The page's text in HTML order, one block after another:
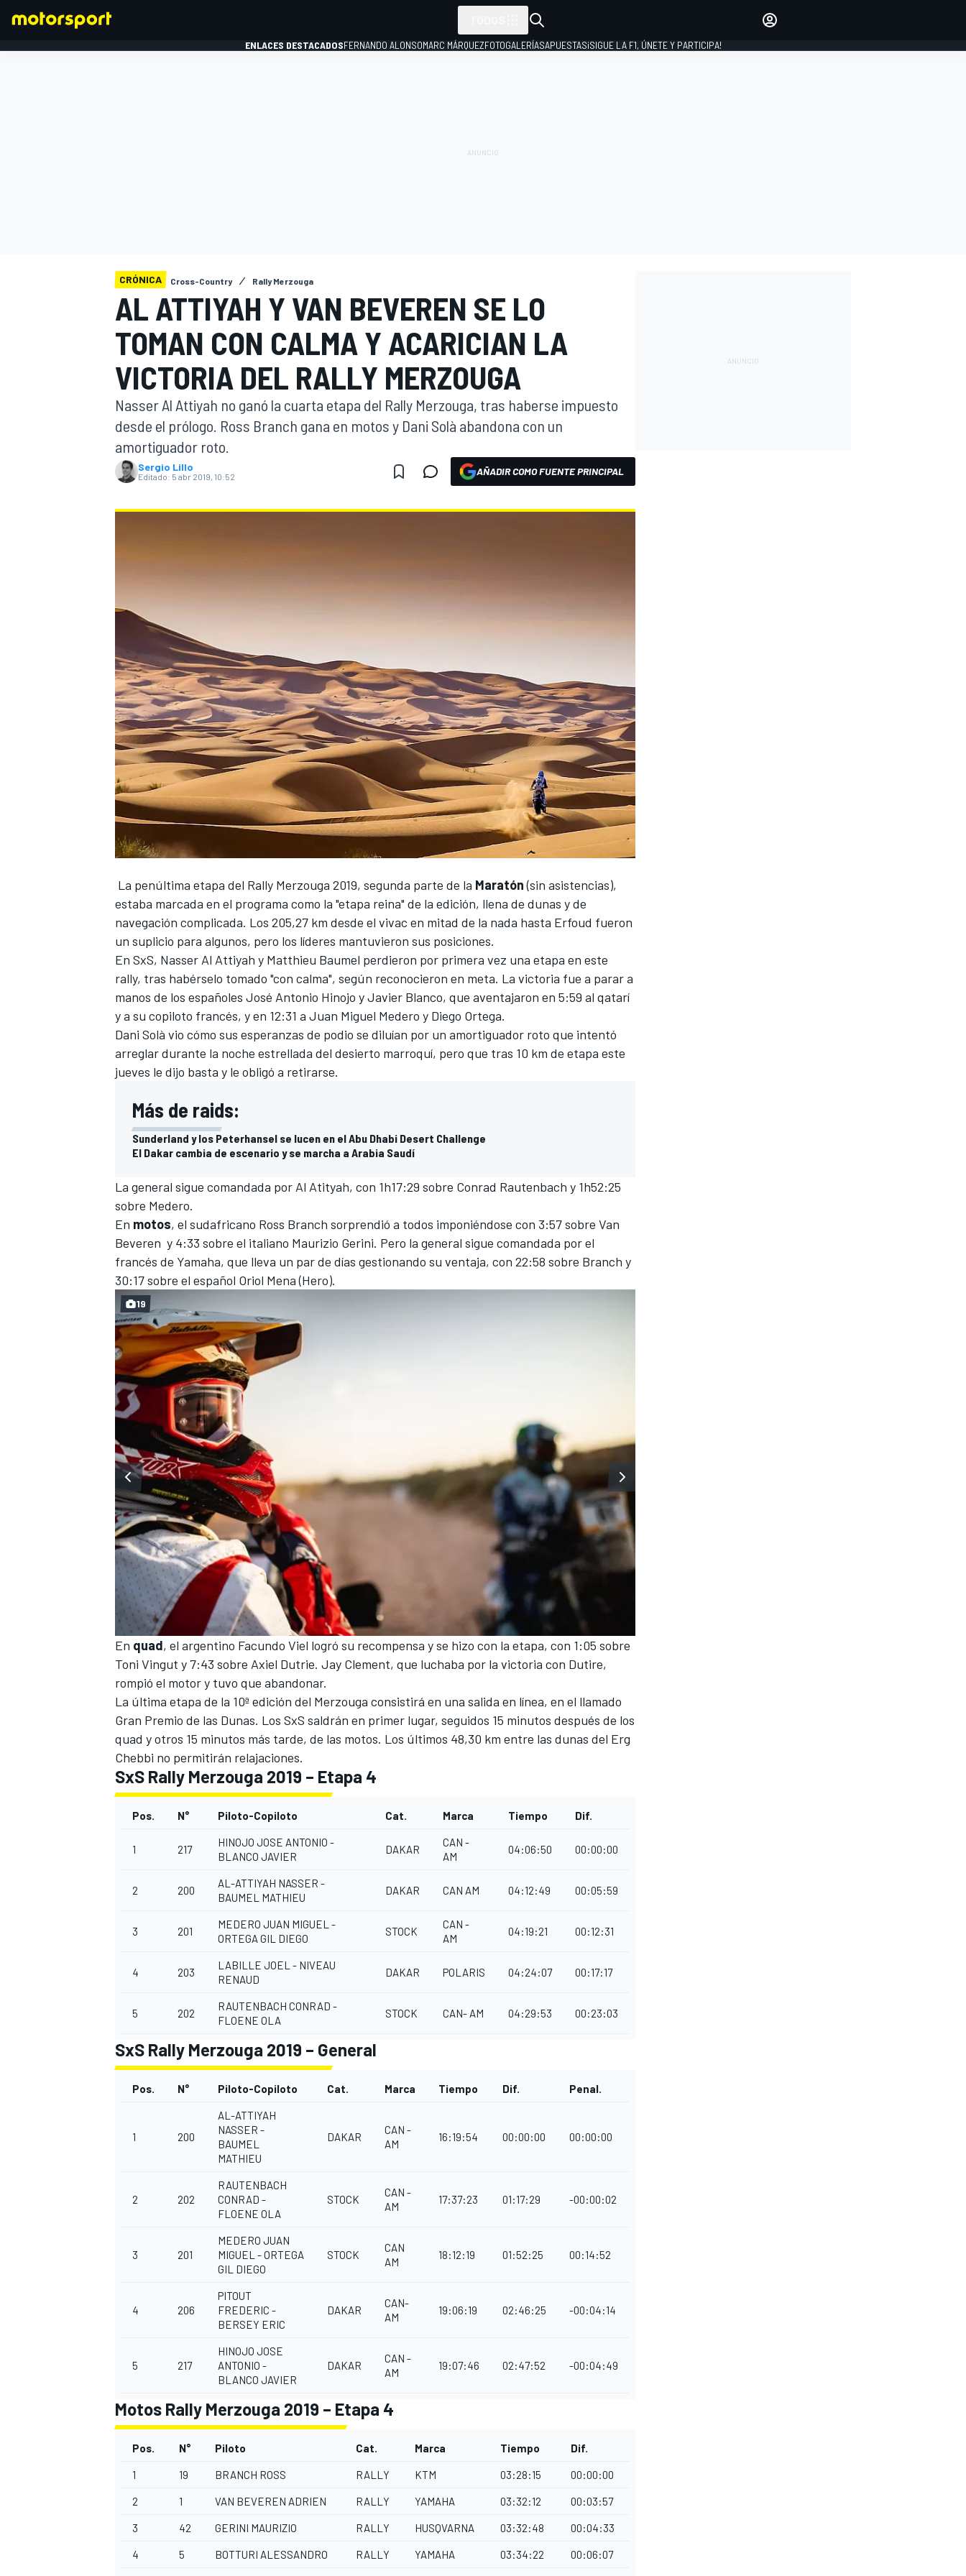
MÁS CATEGORÍAS
ENLACES DESTACADOSFERNANDO ALONSOMARC MÁRQUEZFOTOGALERÍASAPUESTAS¡SIGUE LA F1, ÚNETE Y PARTICIPA!
CRÓNICA Cross-Country Rally Merzouga
AL ATTIYAH Y VAN BEVEREN SE LO
TOMAN CON CALMA Y ACARICIAN LA
VICTORIA DEL RALLY MERZOUGA
Nasser Al Attiyah no ganó la cuarta etapa del Rally Merzouga, tras haberse impuesto
desde el prólogo. Ross Branch gana en motos y Dani Solà abandona con un
amortiguador roto.
Sergio Lillo
Editado: 5 abr 2019, 10:52 AÑADIR COMO FUENTE PRINCIPAL
La penúltima etapa del Rally Merzouga 2019, segunda parte de la Maratón(sin asistencias),
estaba marcada en el programa como la "etapa reina" de la edición, llena de dunas y de
navegación complicada. Los 205,27 km desde el vivac en mitad de la nada hasta Erfoud fueron
un suplicio para algunos, pero los líderes mantuvieron sus posiciones.
En SxS, Nasser Al Attiyah y Matthieu Baumel perdieron por primera vez una etapa en este
rally, tras habérselo tomado "con calma", según reconocieron en meta. La victoria fue a parar a
manos de los españoles José Antonio Hinojo y Javier Blanco, que aventajaron en 5:59 al qatarí
y a su copiloto francés, y en 12:31 a Juan Miguel Medero y Diego Ortega.
Dani Solà vio cómo sus esperanzas de podio se diluían por un amortiguador roto que intentó
arreglar durante la noche estrellada del desierto marroquí, pero que tras 10 km de etapa este
jueves le dijo basta y le obligó a retirarse.
Más de raids:
Sunderland y los Peterhansel se lucen en el Abu Dhabi Desert Challenge
El Dakar cambia de escenario y se marcha a Arabia Saudí
La general sigue comandada por Al Atityah, con 1h17:29 sobre Conrad Rautenbach y 1h52:25
sobre Medero.
En motos, el sudafricano Ross Branch sorprendió a todos imponiéndose con 3:57 sobre Van
Beveren y 4:33 sobre el italiano Maurizio Gerini. Pero la general sigue comandada por el
francés de Yamaha, que lleva un par de días gestionando su ventaja, con 22:58 sobre Branch y
30:17 sobre el español Oriol Mena(Hero).
19
En quad, el argentino Facundo Viel logró su recompensa y se hizo con la etapa, con 1:05 sobre
Toni Vingut y 7:43 sobre Axiel Dutrie. Jay Clement, que luchaba por la victoria con Dutire,
rompió el motor y tuvo que abandonar.
La última etapa de la 10ª edición del Merzouga consistirá en una salida en línea, en el llamado
Gran Premio de las Dunas. Los SxS saldrán en primer lugar, seguidos 15 minutos después de los
quad y otros 15 minutos más tarde, de las motos. Los últimos 48,30 km entre las dunas del Erg
Chebbi no permitirán relajaciones.
SxS Rally Merzouga 2019 – Etapa 4
Pos. N° Piloto-Copiloto Cat. Marca Tiempo Dif.
1 217
HINOJO JOSE ANTONIO -
BLANCO JAVIER
DAKAR
CAN -
AM
04:06:50 00:00:00
2 200
AL-ATTIYAH NASSER -
BAUMEL MATHIEU
DAKAR CAN AM 04:12:49 00:05:59
3 201
MEDERO JUAN MIGUEL -
ORTEGA GIL DIEGO
STOCK
CAN -
AM
04:19:21 00:12:31
4 203
LABILLE JOEL - NIVEAU
RENAUD
DAKAR POLARIS 04:24:07 00:17:17
5 202
RAUTENBACH CONRAD -
FLOENE OLA
STOCK CAN- AM 04:29:53 00:23:03
SxS Rally Merzouga 2019 – General
Pos. N° Piloto-Copiloto Cat. Marca Tiempo Dif. Penal.
1 200
AL-ATTIYAH
NASSER -
BAUMEL
MATHIEU
DAKAR
CAN -
AM
16:19:54 00:00:00 00:00:00
2 202
RAUTENBACH
CONRAD -
FLOENE OLA
STOCK
CAN -
AM
17:37:23 01:17:29 -00:00:02
3 201
MEDERO JUAN
MIGUEL - ORTEGA
GIL DIEGO
STOCK
CAN
AM
18:12:19 01:52:25 00:14:52
4 206
PITOUT
FREDERIC -
BERSEY ERIC
DAKAR
CAN-
AM
19:06:19 02:46:25 -00:04:14
5 217
HINOJO JOSE
ANTONIO -
BLANCO JAVIER
DAKAR
CAN -
AM
19:07:46 02:47:52 -00:04:49
Motos Rally Merzouga 2019 – Etapa 4
Pos. N° Piloto Cat. Marca Tiempo Dif.
1 19 BRANCH ROSS RALLY KTM 03:28:15 00:00:00
2 1 VAN BEVEREN ADRIEN RALLY YAMAHA 03:32:12 00:03:57
3 42 GERINI MAURIZIO RALLY HUSQVARNA 03:32:48 00:04:33
4 5 BOTTURI ALESSANDRO RALLY YAMAHA 03:34:22 00:06:07